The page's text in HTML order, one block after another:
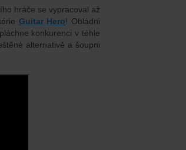
hráče se vypracoval až
Guitar Hero! Obládni
konkurenci v téhle
alternativě a šoupni